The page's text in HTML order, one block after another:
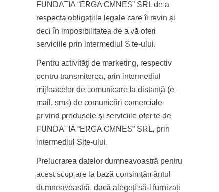
FUNDATIA “ERGA OMNES” SRL de a
respecta obligațiile legale care îi revin și
deci în imposibilitatea de a vă oferi
serviciile prin intermediul Site-ului.
Pentru activităţi de marketing, respectiv
pentru transmiterea, prin intermediul
mijloacelor de comunicare la distanţă (e-
mail, sms) de comunicări comerciale
privind produsele şi serviciile oferite de
FUNDATIA “ERGA OMNES” SRL, prin
intermediul Site-ului.
Prelucrarea datelor dumneavoastră pentru
acest scop are la bază consimțământul
dumneavoastră, dacă alegeți să-l furnizați